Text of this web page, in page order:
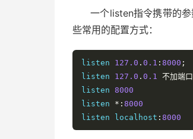
一个listen指令携带的
些常用的配置方式：
listen 127.0 . 0.1 : 8000 ;
listen 127.0 . 0.1 不加端
listen 8000
listen *: 8000
listen localhost : 8000